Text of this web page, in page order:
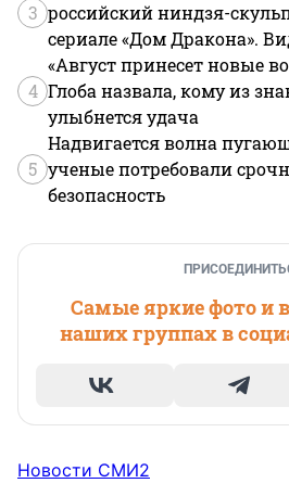
3 российский ниндзя-
сериале «Дом Дракона».
4
«Август принесет новые
Глоба назвала, кому из
улыбнется удача
5
Надвигается волна
ученые потребовали
безопасность
Самые яркие фото и
наших группах в
Новости СМИ2